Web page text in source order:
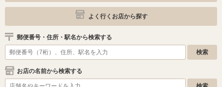
よく行くお店から探す
郵便番号・住所・駅名から検索する
お店の名前から検索する